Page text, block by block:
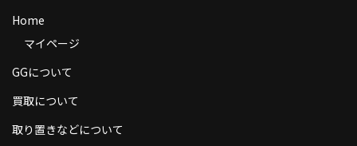
商品の発送
お支払い方法
返品
Home
マイページ
GGについて
買取について
取り置きなどについて